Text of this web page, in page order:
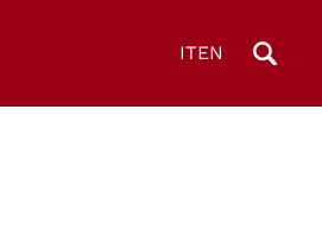
ITEN